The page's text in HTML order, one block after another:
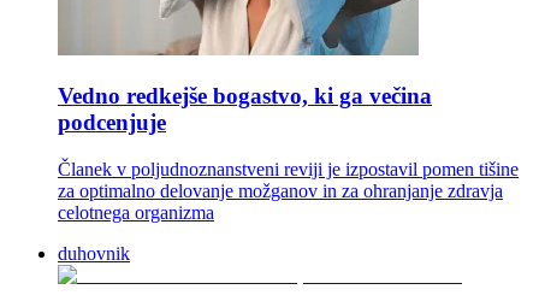
Vedno redkejše bogastvo, ki ga večina
podcenjuje
Članek v poljudnoznanstveni reviji je izpostavil pomen tišine
za optimalno delovanje možganov in za ohranjanje zdravja
celotnega organizma
duhovnik